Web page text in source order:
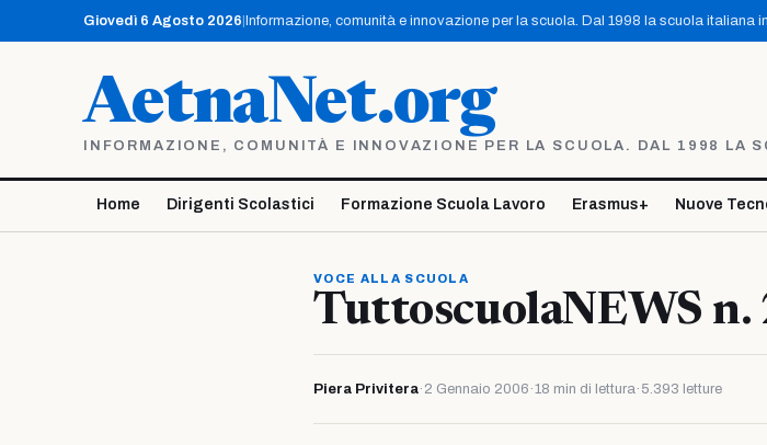
contenuto
Giovedì 6 Agosto 2026 Informazione, comunità e innovazione per la scuola. Dal 1998 la scuola italiana
AetnaNet.org
INFORMAZIONE, COMUNITÀ E INNOVAZIONE PER LA SCUOLA. DAL 1998 LA
Home Dirigenti Scolastici Formazione Scuola Lavoro Erasmus+ Nuove
VOCE ALLA SCUOLA
TuttoscuolaNEWS n.
Piera Privitera· 2 Gennaio 2006 ·18 min di lettura· 5.393 letture